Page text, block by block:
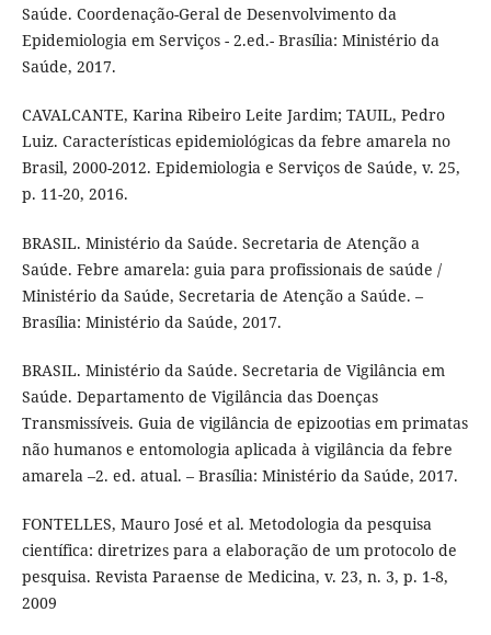
Saúde. Coordenação-Geral de Desenvolvimento da
Epidemiologia em Serviços - 2.ed.- Brasília: Ministério da
Saúde, 2017.
CAVALCANTE, Karina Ribeiro Leite Jardim; TAUIL, Pedro
Luiz. Características epidemiológicas da febre amarela no
Brasil, 2000-2012. Epidemiologia e Serviços de Saúde, v. 25,
p. 11-20, 2016.
BRASIL. Ministério da Saúde. Secretaria de Atenção a
Saúde. Febre amarela: guia para profissionais de saúde /
Ministério da Saúde, Secretaria de Atenção a Saúde. –
Brasília: Ministério da Saúde, 2017.
BRASIL. Ministério da Saúde. Secretaria de Vigilância em
Saúde. Departamento de Vigilância das Doenças
Transmissíveis. Guia de vigilância de epizootias em primatas
não humanos e entomologia aplicada à vigilância da febre
amarela –2. ed. atual. – Brasília: Ministério da Saúde, 2017.
FONTELLES, Mauro José et al. Metodologia da pesquisa
científica: diretrizes para a elaboração de um protocolo de
pesquisa. Revista Paraense de Medicina, v. 23, n. 3, p. 1-8,
2009